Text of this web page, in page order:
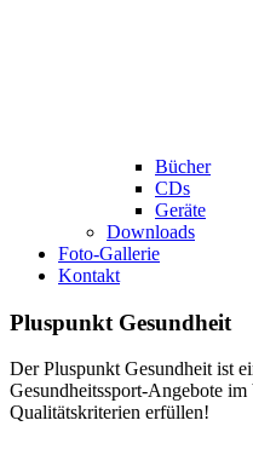
Bücher
CDs
Geräte
Downloads
Foto-Gallerie
Kontakt
Pluspunkt Gesundheit
Der Pluspunkt Gesundheit ist
Gesundheitssport-Angebote im
Qualitätskriterien erfüllen!